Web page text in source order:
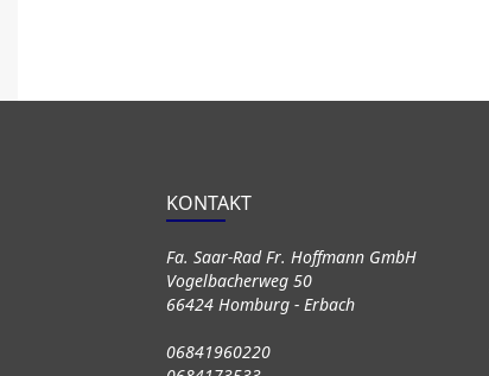
KONTAKT
Fa. Saar-Rad Fr. Hoffmann GmbH
Vogelbacherweg 50
66424 Homburg - Erbach
06841960220